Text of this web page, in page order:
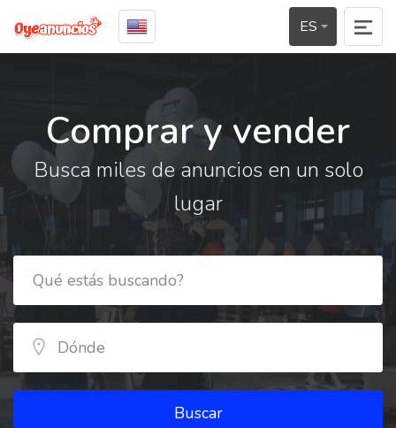
ES
Comprar y vender
Busca miles de anuncios en un solo
lugar
Buscar